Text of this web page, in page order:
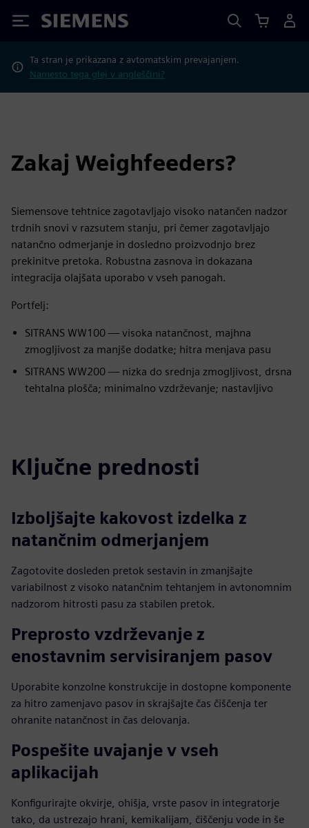
Siemens
Ta stran je prikazana z avtomatskim prevajanjem.
Namesto tega glej v angleščini?
Zakaj Weighfeeders?
Siemensove tehtnice zagotavljajo visoko natančen nadzor
trdnih snovi v razsutem stanju, pri čemer zagotavljajo
natančno odmerjanje in dosledno proizvodnjo brez
prekinitve pretoka. Robustna zasnova in dokazana
integracija olajšata uporabo v vseh panogah.
Portfelj:
SITRANS WW100 — visoka natančnost, majhna
zmogljivost za manjše dodatke; hitra menjava pasu
SITRANS WW200 — nizka do srednja zmogljivost, drsna
tehtalna plošča; minimalno vzdrževanje; nastavljivo
Ključne prednosti
Izboljšajte kakovost izdelka z
natančnim odmerjanjem
Zagotovite dosleden pretok sestavin in zmanjšajte
variabilnost z visoko natančnim tehtanjem in avtonomnim
nadzorom hitrosti pasu za stabilen pretok.
Preprosto vzdrževanje z
enostavnim servisiranjem pasov
Uporabite konzolne konstrukcije in dostopne komponente
za hitro zamenjavo pasov in skrajšajte čas čiščenja ter
ohranite natančnost in čas delovanja.
Pospešite uvajanje v vseh
aplikacijah
Konfigurirajte okvirje, ohišja, vrste pasov in integratorje
tako, da ustrezajo hrani, kemikalijam, čiščenju vode in še